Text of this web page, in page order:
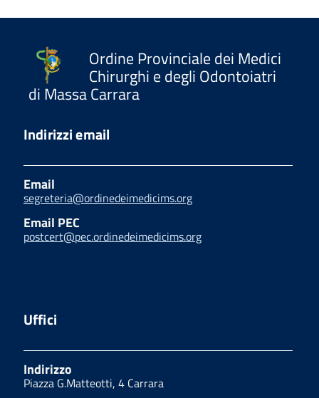
Ordine Provinciale dei Medici
Chirurghi e degli Odontoiatri
di Massa Carrara
Indirizzi email
Email
segreteria@ordinedeimedicims.org
Email PEC
postcert@pec.ordinedeimedicims.org
Uffici
Indirizzo
Piazza G.Matteotti, 4 Carrara